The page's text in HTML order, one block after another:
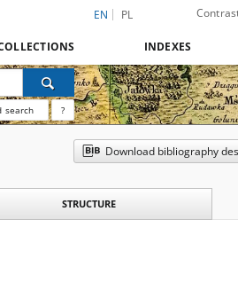
EN PL
INDEXES
search ?
Download bibliography
STRUCTURE